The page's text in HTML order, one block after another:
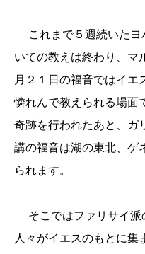
これまで５週続いた
いての教えは終わり、マ
月２１日の福音ではイエ
憐れんで教えられる場面
奇跡を行われたあと、ガ
講の福音は湖の東北、ゲ
られます。
そこではファリサイ
人々がイエスのもとに集